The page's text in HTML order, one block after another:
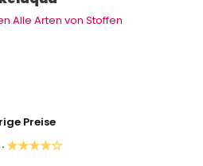
Alle Arten von Stoffen
Preise
★★★★☆